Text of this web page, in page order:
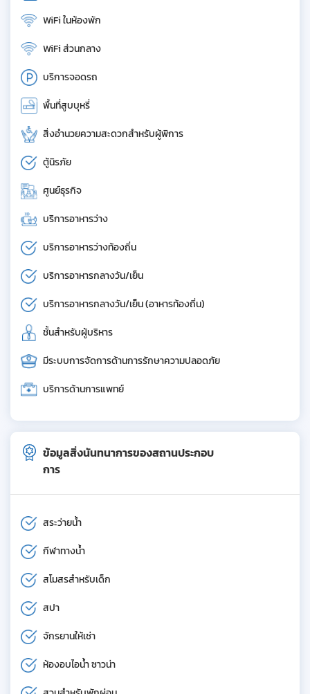
WiFi ในห้องพัก
WiFi ส่วนกลาง
บริการจอดรถ
พื้นที่สูบบุหรี่
สิ่งอำนวยความสะดวกสำหรับผู้พิการ
ตู้นิรภัย
ศูนย์ธุรกิจ
บริการอาหารว่าง
บริการอาหารว่างท้องถิ่น
บริการอาหารกลางวัน/เย็น
บริการอาหารกลางวัน/เย็น (อาหารท้องถิ่น)
ชั้นสำหรับผู้บริหาร
มีระบบการจัดการด้านการรักษาความปลอดภัย
บริการด้านการแพทย์
ข้อมูลสิ่งนันทนาการของสถานประกอบ
การ
สระว่ายน้ำ
กีฬาทางน้ำ
สโมสรสำหรับเด็ก
สปา
จักรยานให้เช่า
ห้องอบไอน้ำ ซาวน่า